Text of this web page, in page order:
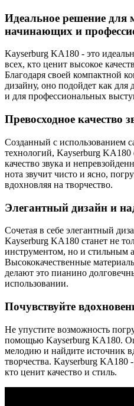
Идеальное решение для
начинающих и
Kayserburg KA180 - это
всех, кто ценит высокое
Благодаря своей компактной
дизайну, оно подойдет как для
и для профессиональных
Превосходное качество
Созданный с использованием
технологий, Kayserburg KA180
качество звука и
нота звучит чисто и ясно,
вдохновляя на творчество.
Элегантный дизайн и
Сочетая в себе элегантный
Kayserburg KA180 станет не
инструментом, но и стильным
Высококачественные
делают это пианино
использовании.
Почувствуйте
Не упустите возможность
помощью Kayserburg KA180.
мелодию и найдите источник
творчества. Kayserburg KA180
кто ценит качество и стиль.